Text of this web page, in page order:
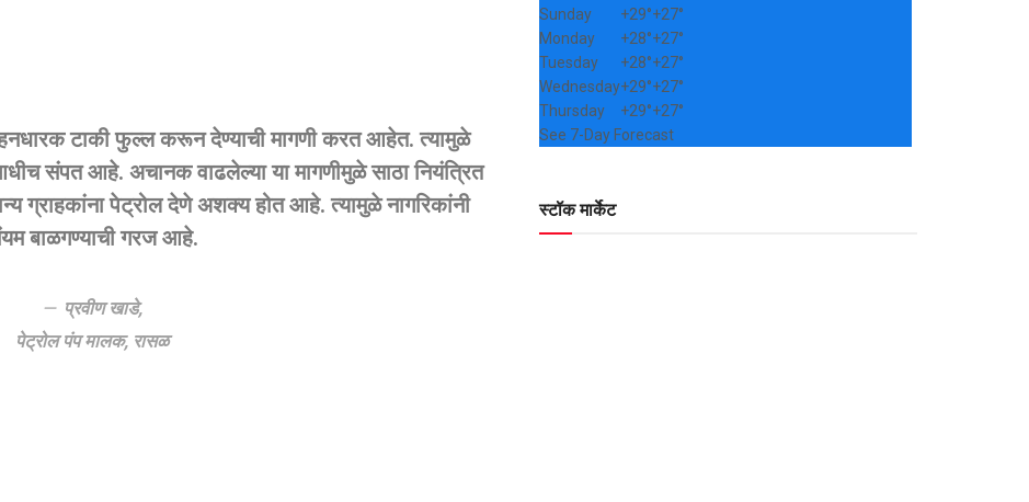
टाकी फुल्ल करून देण्याची मागणी करत आहेत. त्यामुळे
संपत आहे. अचानक वाढलेल्या या मागणीमुळे साठा नियंत्रित
ग्राहकांना पेट्रोल देणे अशक्य होत आहे. त्यामुळे नागरिकांनी
बाळगण्याची गरज आहे.
प्रवीण खाडे,
पेट्रोल पंप मालक, रासळ
Sunday
+29°+27°
Monday
+28°+27°
Tuesday
+28°+27°
Wednesday+29°+27°
Thursday
+29°+27°
See 7-Day Forecast
स्टॉक मार्केट